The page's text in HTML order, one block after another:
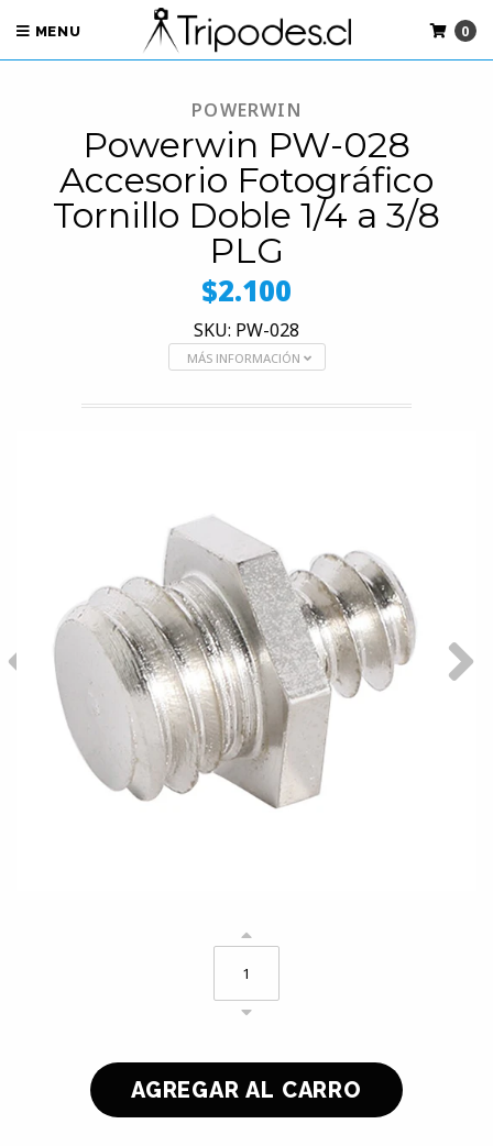
MENU 0
POWERWIN
Powerwin PW-028
Accesorio Fotográfico
Tornillo Doble 1/4 a 3/8
PLG
$2.100
SKU: PW-028
MÁS INFORMACIÓN